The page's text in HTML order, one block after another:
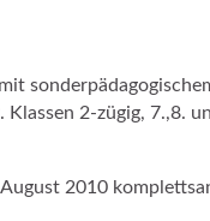
2-zügig, 7.,8.
2010